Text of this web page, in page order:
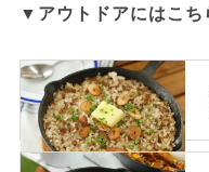
▼アウトドアにはこち